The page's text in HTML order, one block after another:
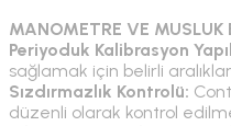
MANOMETRE VE MUSLUK
Periyoduk Kalibrasyon
sağlamak için belirli
Sızdırmazlık Kontrolü:
düzenli olarak kontrol